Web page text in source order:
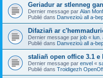
Geriadur ar stlenneg
Dernier message par Alan
Publié dans Danvezioù all a-
Difaziañ ar
Dernier message par job « lun.
Publié dans Danvezioù all a-
staliañ open office 3.1 e
Dernier message par envel «
Publié dans Troidigezh